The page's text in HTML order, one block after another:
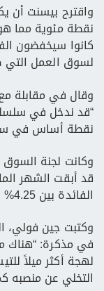
نقطة مئوية مما
كانوا سيخفضون
لسوق العمل التي
وقال في مقابلة مع
نقطة أساس في
وكانت لجنة السوق
قد أبقت الشهر
الفائدة بين 4.25% و4.5%.
وكتبت جين فولي،
في مذكرة: “هناك
لهجة أكثر ميلاً
التخلي عن منصبه